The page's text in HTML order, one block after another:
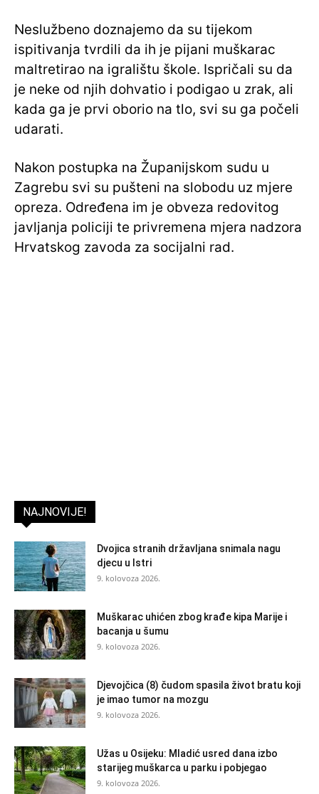
Neslužbeno doznajemo da su tijekom
ispitivanja tvrdili da ih je pijani muškarac
maltretirao na igralištu škole. Ispričali su da
je neke od njih dohvatio i podigao u zrak, ali
kada ga je prvi oborio na tlo, svi su ga počeli
udarati.
Nakon postupka na Županijskom sudu u
Zagrebu svi su pušteni na slobodu uz mjere
opreza. Određena im je obveza redovitog
javljanja policiji te privremena mjera nadzora
Hrvatskog zavoda za socijalni rad.
NAJNOVIJE!
Dvojica stranih državljana snimala nagu
djecu u Istri
9. kolovoza 2026.
Muškarac uhićen zbog krađe kipa Marije i
bacanja u šumu
9. kolovoza 2026.
Djevojčica (8) čudom spasila život bratu koji
je imao tumor na mozgu
9. kolovoza 2026.
Užas u Osijeku: Mladić usred dana izbo
starijeg muškarca u parku i pobjegao
9. kolovoza 2026.